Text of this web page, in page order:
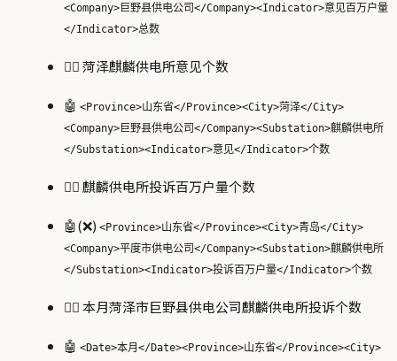
<Company>巨野县供电公司</Company><Indicator>意见百万户量
</Indicator>总数
🙋‍♂️ 菏泽麒麟供电所意见个数
🤖 <Province>山东省</Province><City>菏泽</City>
<Company>巨野县供电公司</Company><Substation>麒麟供电所
</Substation><Indicator>意见</Indicator>个数
🙋‍♂️ 麒麟供电所投诉百万户量个数
🤖(❌) <Province>山东省</Province><City>青岛</City>
<Company>平度市供电公司</Company><Substation>麒麟供电所
</Substation><Indicator>投诉百万户量</Indicator>个数
🙋‍♂️ 本月菏泽市巨野县供电公司麒麟供电所投诉个数
🤖 <Date>本月</Date><Province>山东省</Province><City>